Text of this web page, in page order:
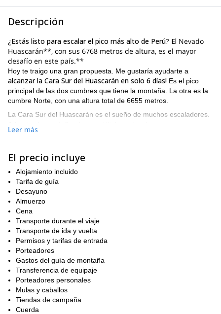
Descripción
¿Estás listo para escalar el pico más alto de Perú? El Nevado
Huascarán**, con sus 6768 metros de altura, es el mayor
desafío en este país.**
Hoy te traigo una gran propuesta. Me gustaría ayudarte a
alcanzar la Cara Sur del Huascarán en solo 6 días! Es el pico
principal de las dos cumbres que tiene la montaña. La otra es la
cumbre Norte, con una altura total de 6655 metros.
La Cara Sur del Huascarán es el sueño de muchos escaladores.
técnicamente difíciles. Sin embargo, su gran altura más el riesgo
Además, las condiciones climáticas y de nieve cambian cada
año. Eso hace del Huascarán un verdadero desafío debido a
grietas y grandes avalanchas que pueden caer durante la
temporada de invierno. De todas formas, el ascenso de la Cara
Sur del Huascarán es uno de los puntos destacados de los
Andes. Y si lo haces con un guía calificado, no hay nada que
temer.
Hay muchos otros programas más fáciles cerca de Huaraz, que
incluyen una cumbre menos exigente. Por ejemplo, también
estoy liderando este
una opción perfecta también!
Y si has decidido escalar el Huascarán conmigo, por favor
completa el formulario y ponte en contacto. Estaré feliz de
guiarte allí arriba!
Leer más
El precio incluye
Alojamiento incluido
Tarifa de guía
Desayuno
Almuerzo
Cena
Transporte durante el viaje
Transporte de ida y vuelta
Permisos y tarifas de entrada
Porteadores
Gastos del guía de montaña
Transferencia de equipaje
Porteadores personales
Mulas y caballos
Tiendas de campaña
Cuerda